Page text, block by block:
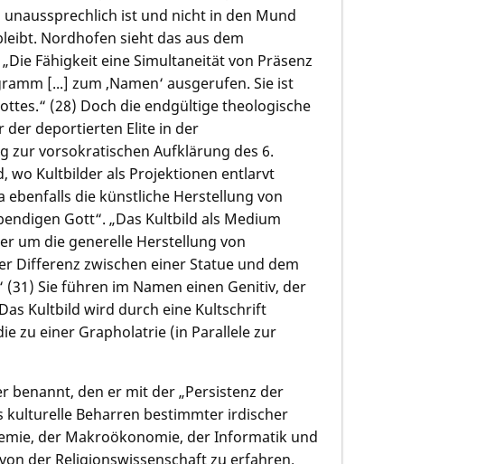
ist und nicht in den Mund
Nordhofen sieht das aus dem
Fähigkeit eine Simultaneität von Präsenz
[...] zum ‚Namen‘ ausgerufen. Sie ist
(28) Doch die endgültige theologische
der deportierten Elite in der
zur vorsokratischen Aufklärung des 6.
wo Kultbilder als Projektionen entlarvt
ebenfalls die künstliche Herstellung von
Gott“. „Das Kultbild als Medium
um die generelle Herstellung von
Differenz zwischen einer Statue und dem
(31) Sie führen im Namen einen Genitiv, der
Kultbild wird durch eine Kultschrift
zu einer Grapholatrie (in Parallele zur
benannt, den er mit der „Persistenz der
kulturelle Beharren bestimmter irdischer
der Makroökonomie, der Informatik und
der Religionswissenschaft zu erfahren.